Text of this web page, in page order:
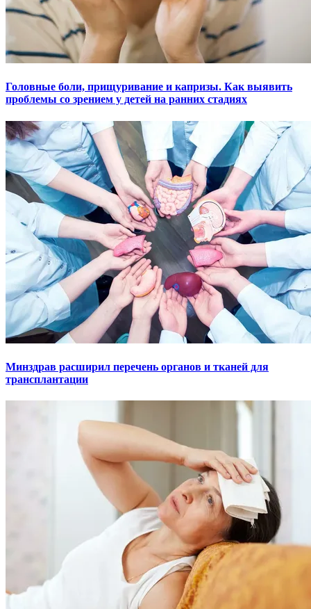
Головные боли, прищуривание и капризы. Как выявить
проблемы со зрением у детей на ранних стадиях
Минздрав расширил перечень органов и тканей для
трансплантации